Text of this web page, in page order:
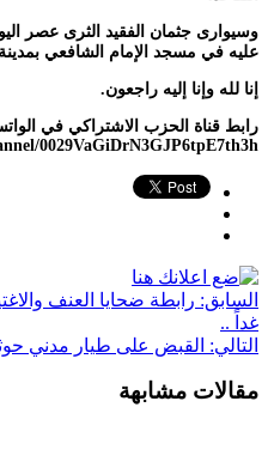
وسيوارى جثمان الفقيد الثرى عصر
عليه في مسجد الإمام الشافعي
إنا لله وإنا إليه راجعون.
رابط قناة الحزب الاشتراكي في
0029VaGiDrN3GJP6tpE7th3h
السابق: رابطة ضحايا العنف
غداً ..
التالي: القبض على طيار مدني
مقالات مشابهة